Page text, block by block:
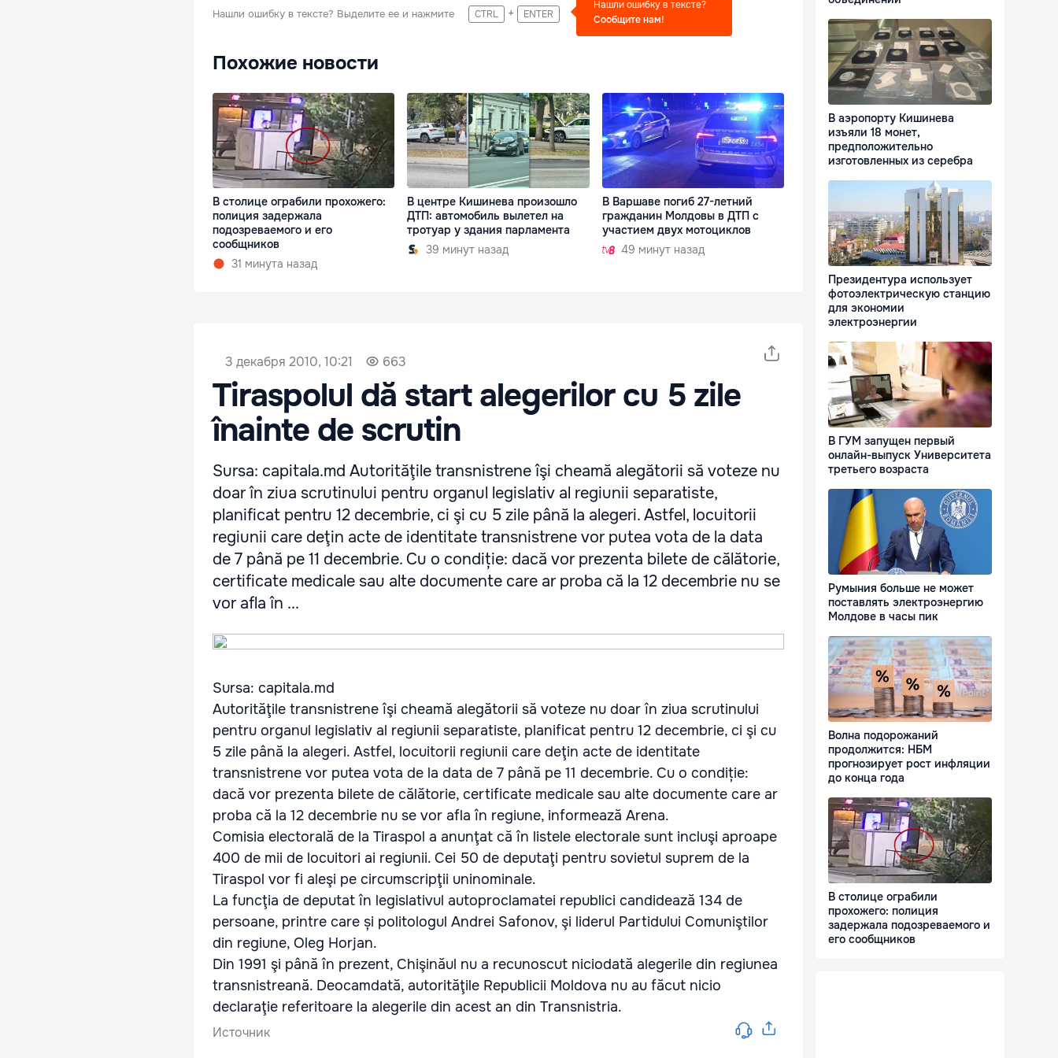
Нашли ошибку в тексте? Выделите ее и нажмите CTRL + ENTER
Нашли ошибку в тексте?
Сообщите нам!
Похожие новости
В столице ограбили прохожего:
полиция задержала
подозреваемого и его
сообщников
31 минута назад
В центре Кишинева произошло
ДТП: автомобиль вылетел на
тротуар у здания парламента
39 минут назад
В Варшаве погиб 27-летний
гражданин Молдовы в ДТП с
участием двух мотоциклов
49 минут назад
3 декабря 2010, 10:21 663
Tiraspolul dă start alegerilor cu 5 zile
înainte de scrutin
Sursa: capitala.md Autorităţile transnistrene îşi cheamă alegătorii să voteze nu
doar în ziua scrutinului pentru organul legislativ al regiunii separatiste,
planificat pentru 12 decembrie, ci şi cu 5 zile până la alegeri. Astfel, locuitorii
regiunii care deţin acte de identitate transnistrene vor putea vota de la data
de 7 până pe 11 decembrie. Cu o condiție: dacă vor prezenta bilete de călătorie,
certificate medicale sau alte documente care ar proba că la 12 decembrie nu se
vor afla în ...
Sursa: capitala.md
Autorităţile transnistrene îşi cheamă alegătorii să voteze nu doar în ziua scrutinului
pentru organul legislativ al regiunii separatiste, planificat pentru 12 decembrie, ci şi cu
5 zile până la alegeri. Astfel, locuitorii regiunii care deţin acte de identitate
transnistrene vor putea vota de la data de 7 până pe 11 decembrie. Cu o condiție:
dacă vor prezenta bilete de călătorie, certificate medicale sau alte documente care ar
proba că la 12 decembrie nu se vor afla în regiune, informează Arena.
Comisia electorală de la Tiraspol a anunţat că în listele electorale sunt incluşi aproape
400 de mii de locuitori ai regiunii. Cei 50 de deputaţi pentru sovietul suprem de la
Tiraspol vor fi aleşi pe circumscripţii uninominale.
La funcţia de deputat în legislativul autoproclamatei republici candidează 134 de
persoane, printre care și politologul Andrei Safonov, şi liderul Partidului Comuniştilor
din regiune, Oleg Horjan.
Din 1991 şi până în prezent, Chişinăul nu a recunoscut niciodată alegerile din regiunea
transnistreană. Deocamdată, autorităţile Republicii Moldova nu au făcut nicio
declaraţie referitoare la alegerile din acest an din Transnistria.
Источник
В аэропорту Кишинева
изъяли 18 монет,
предположительно
изготовленных из серебра
Президентура использует
фотоэлектрическую станцию
для экономии
электроэнергии
В ГУМ запущен первый
онлайн-выпуск Университета
третьего возраста
Румыния больше не может
поставлять электроэнергию
Молдове в часы пик
Волна подорожаний
продолжится: НБМ
прогнозирует рост инфляции
до конца года
В столице ограбили
прохожего: полиция
задержала подозреваемого и
его сообщников